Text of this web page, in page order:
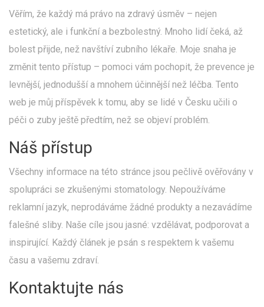
Věřím, že každý má právo na zdravý úsměv – nejen
estetický, ale i funkční a bezbolestný. Mnoho lidí čeká, až
bolest přijde, než navštíví zubního lékaře. Moje snaha je
změnit tento přístup – pomoci vám pochopit, že prevence je
levnější, jednodušší a mnohem účinnější než léčba. Tento
web je můj příspěvek k tomu, aby se lidé v Česku učili o
péči o zuby ještě předtím, než se objeví problém.
Náš přístup
Všechny informace na této stránce jsou pečlivě ověřovány v
spolupráci se zkušenými stomatology. Nepoužíváme
reklamní jazyk, neprodáváme žádné produkty a nezavádíme
falešné sliby. Naše cíle jsou jasné: vzdělávat, podporovat a
inspirující. Každý článek je psán s respektem k vašemu
času a vašemu zdraví.
Kontaktujte nás